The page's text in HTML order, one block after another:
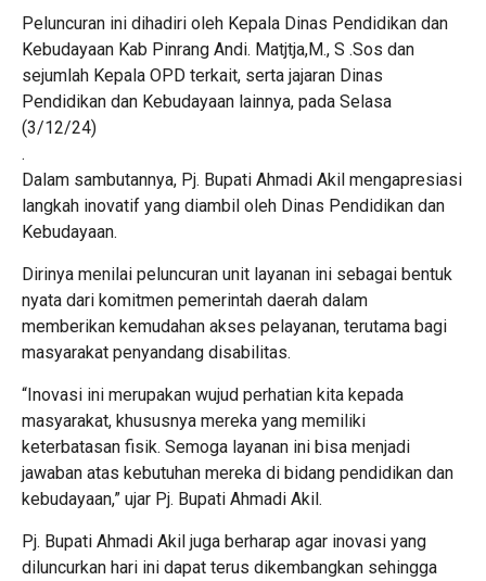
Peluncuran ini dihadiri oleh Kepala Dinas Pendidikan dan
Kebudayaan Kab Pinrang Andi. Matjtja,M., S .Sos dan
sejumlah Kepala OPD terkait, serta jajaran Dinas
Pendidikan dan Kebudayaan lainnya, pada Selasa
(3/12/24)
.
Dalam sambutannya, Pj. Bupati Ahmadi Akil mengapresiasi
langkah inovatif yang diambil oleh Dinas Pendidikan dan
Kebudayaan.
Dirinya menilai peluncuran unit layanan ini sebagai bentuk
nyata dari komitmen pemerintah daerah dalam
memberikan kemudahan akses pelayanan, terutama bagi
masyarakat penyandang disabilitas.
“Inovasi ini merupakan wujud perhatian kita kepada
masyarakat, khususnya mereka yang memiliki
keterbatasan fisik. Semoga layanan ini bisa menjadi
jawaban atas kebutuhan mereka di bidang pendidikan dan
kebudayaan,” ujar Pj. Bupati Ahmadi Akil.
Pj. Bupati Ahmadi Akil juga berharap agar inovasi yang
diluncurkan hari ini dapat terus dikembangkan sehingga